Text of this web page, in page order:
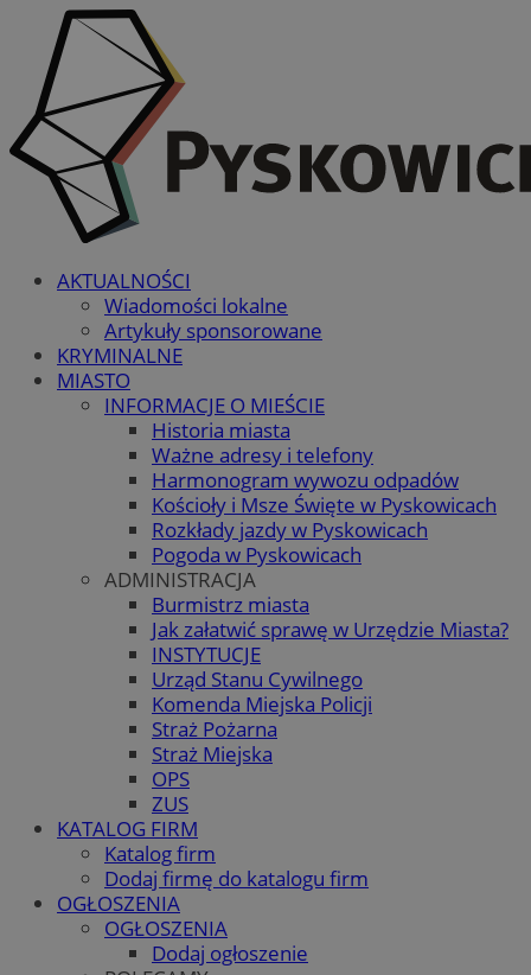
AKTUALNOŚCI
Wiadomości lokalne
Artykuły sponsorowane
KRYMINALNE
MIASTO
INFORMACJE O MIEŚCIE
Historia miasta
Ważne adresy i telefony
Harmonogram wywozu odpadów
Kościoły i Msze Święte w Pyskowicach
Rozkłady jazdy w Pyskowicach
Pogoda w Pyskowicach
ADMINISTRACJA
Burmistrz miasta
Jak załatwić sprawę w Urzędzie Miasta?
INSTYTUCJE
Urząd Stanu Cywilnego
Komenda Miejska Policji
Straż Pożarna
Straż Miejska
OPS
ZUS
KATALOG FIRM
Katalog firm
Dodaj firmę do katalogu firm
OGŁOSZENIA
OGŁOSZENIA
Dodaj ogłoszenie